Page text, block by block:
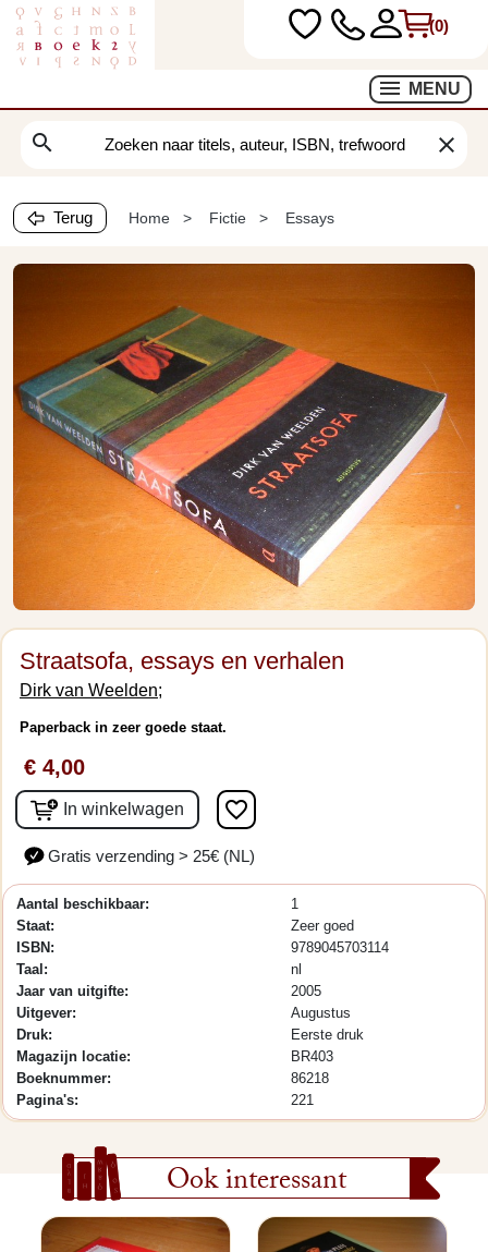
(0)
MENU
search clear
Terug Home Fictie Essays
Straatsofa, essays en verhalen
Dirk van Weelden;
Paperback in zeer goede staat.
€ 4,00
In winkelwagen favorite_border
Gratis verzending > 25€ (NL)
Aantal beschikbaar:
1
Staat:
Zeer goed
ISBN:
9789045703114
Taal:
nl
Jaar van uitgifte:
2005
Uitgever:
Augustus
Druk:
Eerste druk
Magazijn locatie:
BR403
Boeknummer:
86218
Pagina's:
221
Ook interessant